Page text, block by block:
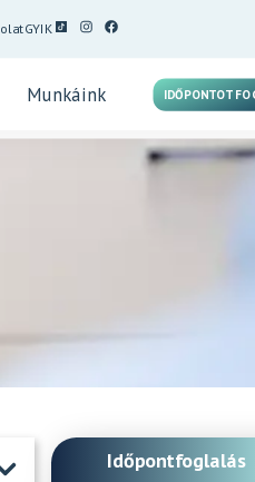
GYIK
Munkáink IDŐPONTOT
Időpontfoglalás